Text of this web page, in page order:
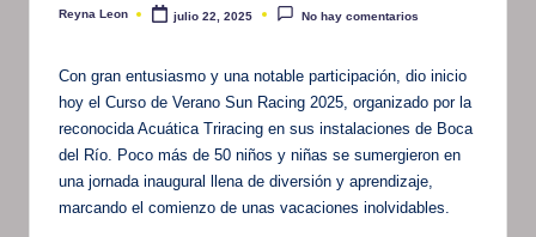
Publicado
Reyna Leon julio 22, 2025 No hay comentarios
Con gran entusiasmo y una notable participación, dio inicio
hoy el Curso de Verano Sun Racing 2025, organizado por la
reconocida Acuática Triracing en sus instalaciones de Boca
del Río. Poco más de 50 niños y niñas se sumergieron en
una jornada inaugural llena de diversión y aprendizaje,
marcando el comienzo de unas vacaciones inolvidables.